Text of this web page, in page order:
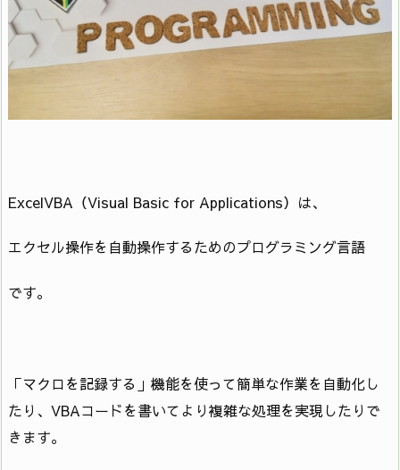
ExcelVBA（Visual Basic for Applications）は、
エクセル操作を自動操作するためのプログラミング言語
です。
「マクロを記録する」機能を使って簡単な作業を自動化し
たり、VBAコードを書いてより複雑な処理を実現したりで
きます。